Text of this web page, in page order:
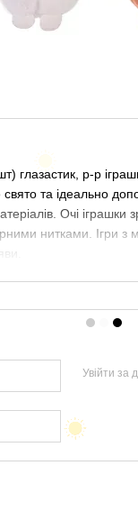
глазастик, р-р
та ідеально
Очі іграшки
нитками. Ігри з
Увійти за